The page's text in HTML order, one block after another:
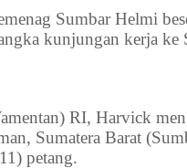
Sumbar Helmi
kunjungan kerja ke
RI, Harvick
Sumatera Barat
petang.